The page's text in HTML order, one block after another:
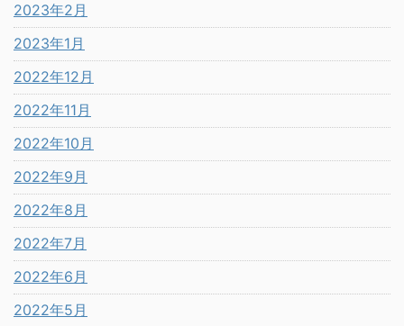
2023年2月
2023年1月
2022年12月
2022年11月
2022年10月
2022年9月
2022年8月
2022年7月
2022年6月
2022年5月